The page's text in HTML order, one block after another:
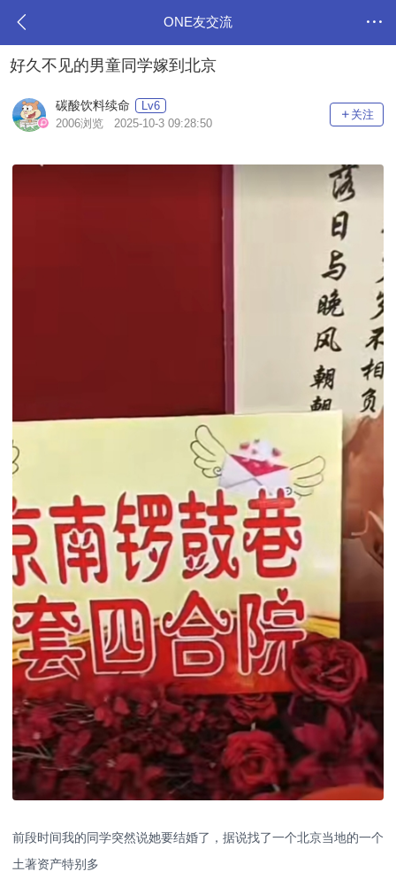
ONE友交流
好久不见的男童同学嫁到北京
碳酸饮料续命
Lv6
2006浏览 2025-10-3 09:28:50
关注
前段时间我的同学突然说她要结婚了，据说找了一个北京当地的一个
土著资产特别多